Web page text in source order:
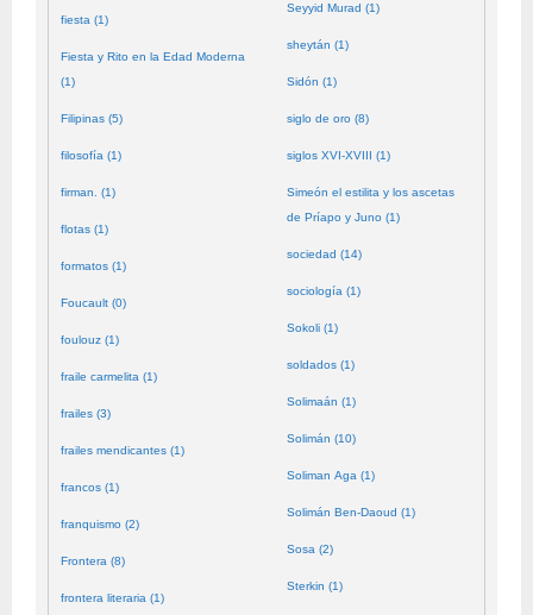
fiesta (1)
Fiesta y Rito en la Edad Moderna
(1)
Filipinas (5)
filosofía (1)
firman. (1)
flotas (1)
formatos (1)
Foucault (0)
foulouz (1)
fraile carmelita (1)
frailes (3)
frailes mendicantes (1)
francos (1)
franquismo (2)
Frontera (8)
frontera literaria (1)
Seyyid Murad (1)
sheytán (1)
Sidón (1)
siglo de oro (8)
siglos XVI-XVIII (1)
Simeón el estilita y los ascetas
de Príapo y Juno (1)
sociedad (14)
sociología (1)
Sokoli (1)
soldados (1)
Solimaán (1)
Solimán (10)
Soliman Aga (1)
Solimán Ben-Daoud (1)
Sosa (2)
Sterkin (1)